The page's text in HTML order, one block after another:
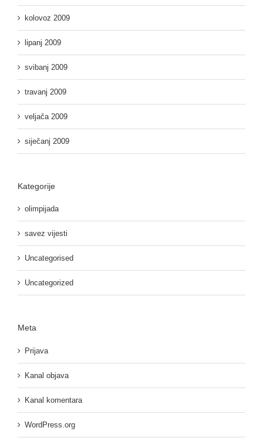
kolovoz 2009
lipanj 2009
svibanj 2009
travanj 2009
veljača 2009
siječanj 2009
Kategorije
olimpijada
savez vijesti
Uncategorised
Uncategorized
Meta
Prijava
Kanal objava
Kanal komentara
WordPress.org